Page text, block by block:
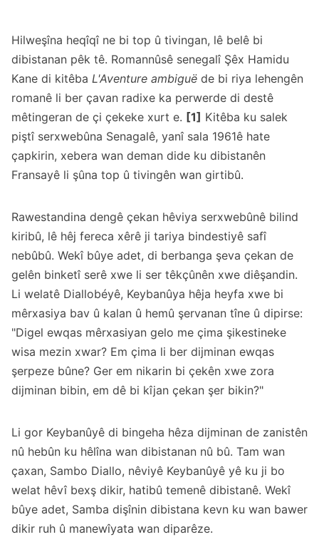
Hilweşîna heqîqî ne bi top û tivingan, lê belê bi
dibistanan pêk tê. Romannûsê senegalî Şêx Hamidu
Kane di kitêba L'Aventure ambiguë de bi riya lehengên
romanê li ber çavan radixe ka perwerde di destê
mêtingeran de çi çekeke xurt e. [1] Kitêba ku salek
piştî serxwebûna Senagalê, yanî sala 1961ê hate
çapkirin, xebera wan deman dide ku dibistanên
Fransayê li şûna top û tivingên wan girtibû.
Rawestandina dengê çekan hêviya serxwebûnê bilind
kiribû, lê hêj fereca xêrê ji tariya bindestiyê safî
nebûbû. Wekî bûye adet, di berbanga şeva çekan de
gelên binketî serê xwe li ser têkçûnên xwe diêşandin.
Li welatê Diallobéyê, Keybanûya hêja heyfa xwe bi
mêrxasiya bav û kalan û hemû şervanan tîne û dipirse:
"Digel ewqas mêrxasiyan gelo me çima şikestineke
wisa mezin xwar? Em çima li ber dijminan ewqas
şerpeze bûne? Ger em nikarin bi çekên xwe zora
dijminan bibin, em dê bi kîjan çekan şer bikin?"
Li gor Keybanûyê di bingeha hêza dijminan de zanistên
nû hebûn ku hêlîna wan dibistanan nû bû. Tam wan
çaxan, Sambo Diallo, nêviyê Keybanûyê yê ku ji bo
welat hêvî bexş dikir, hatibû temenê dibistanê. Wekî
bûye adet, Samba dişînin dibistana kevn ku wan bawer
dikir ruh û manewîyata wan diparêze.